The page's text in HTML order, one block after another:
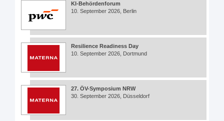
KI-Behördenforum
10. September 2026, Berlin
Resilience Readiness Day
10. September 2026, Dortmund
27. ÖV-Symposium NRW
30. September 2026, Düsseldorf